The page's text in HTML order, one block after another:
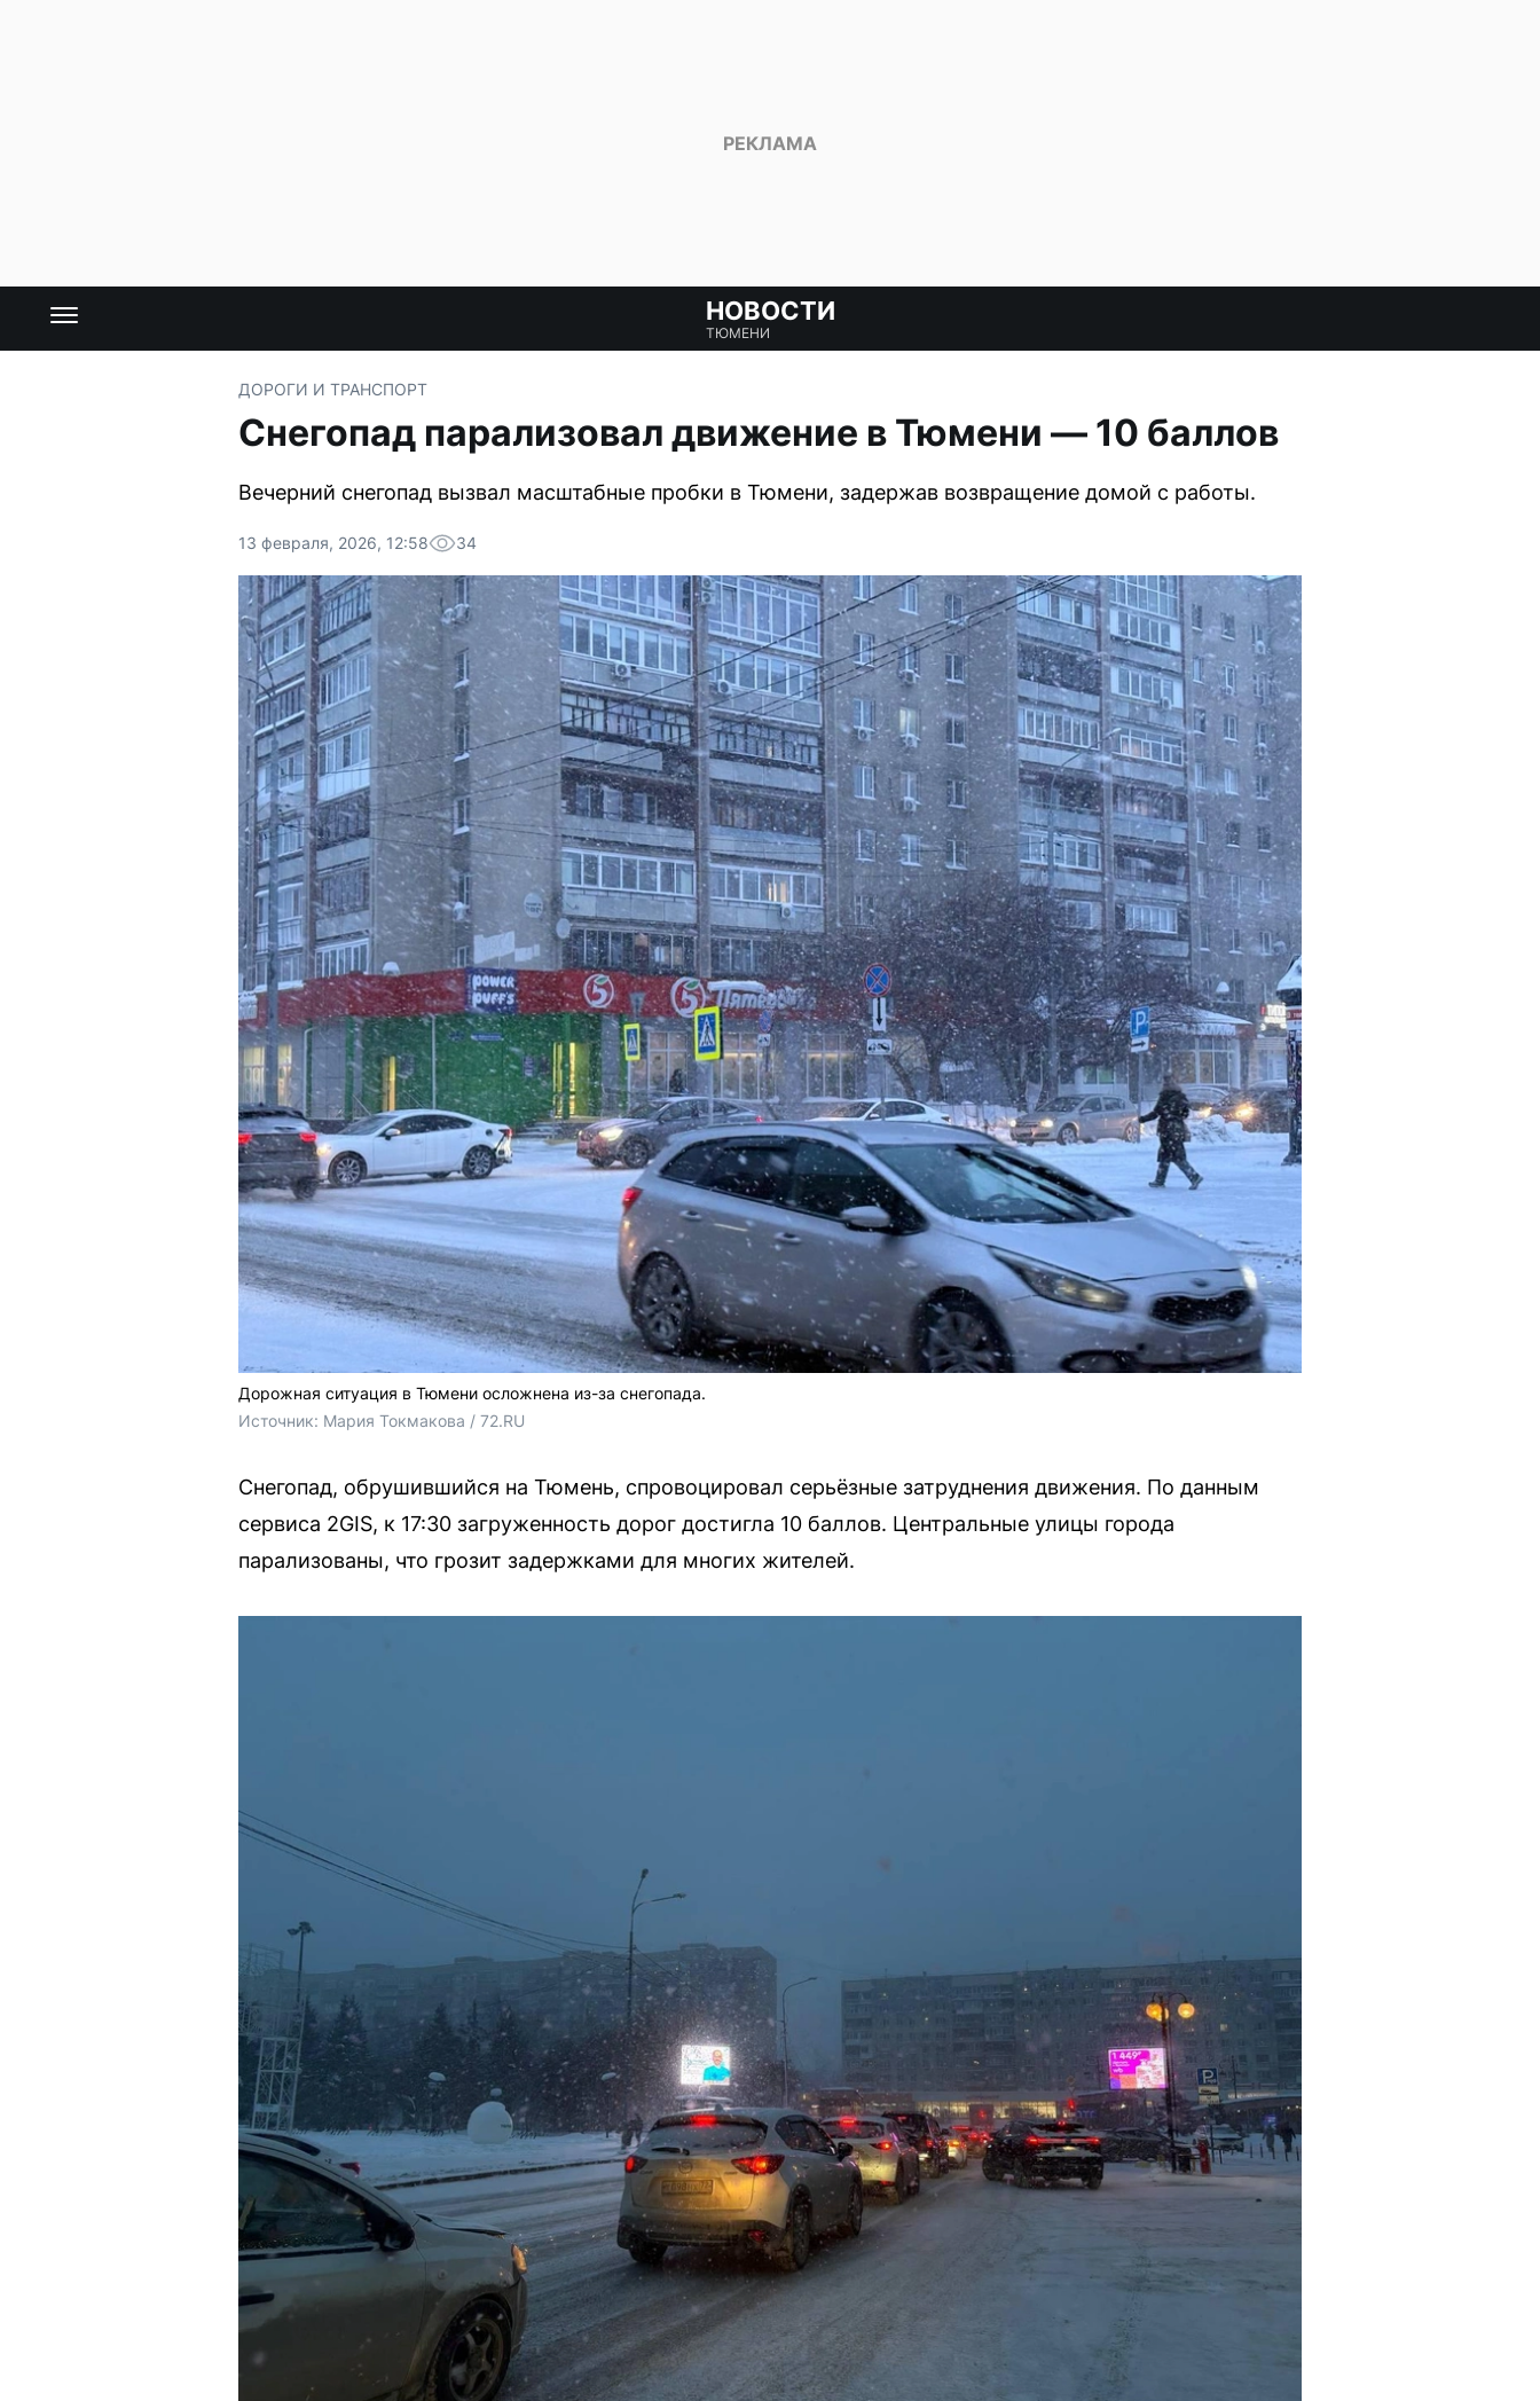
НОВОСТИ
ТЮМЕНИ
ДОРОГИ И ТРАНСПОРТ
Снегопад парализовал движение в Тюмени — 10 баллов
Вечерний снегопад вызвал масштабные пробки в Тюмени, задержав возвращение домой с работы.
13 февраля, 2026, 12:58 34
Дорожная ситуация в Тюмени осложнена из-за снегопада.
Источник: Мария Токмакова / 72.RU
Снегопад, обрушившийся на Тюмень, спровоцировал серьёзные затруднения движения. По данным
сервиса 2GIS, к 17:30 загруженность дорог достигла 10 баллов. Центральные улицы города
парализованы, что грозит задержками для многих жителей.